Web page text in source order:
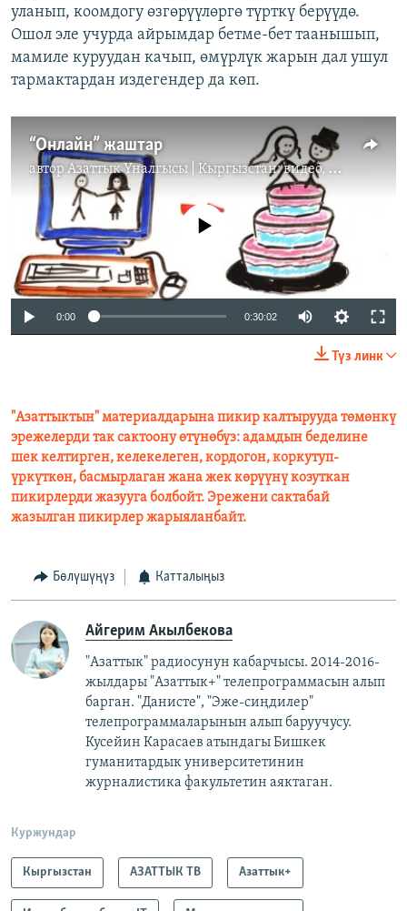
уланып, коомдогу өзгөрүүлөргө түрткү берүүдө.
Ошол эле учурда айрымдар бетме-бет таанышып,
мамиле куруудан качып, өмүрлүк жарын дал ушул
тармактардан издегендер да көп.
“Онлайн” жаштар
автор Азаттык Үналгысы | Кыргызстан: видео, фото, кабарлар
No media source currently available
0:00 0:30:02
Түз линк
"Азаттыктын" материалдарына пикир калтырууда төмөнкү
эрежелерди так сактоону өтүнөбүз: адамдын беделине
шек келтирген, келекелеген, кордогон, коркутуп-
үркүткөн, басмырлаган жана жек көрүүнү козуткан
пикирлерди жазууга болбойт. Эрежени сактабай
жазылган пикирлер жарыяланбайт.
Бөлүшүңүз Катталыңыз
Айгерим Акылбекова
"Азаттык" радиосунун кабарчысы. 2014-2016-
жылдары "Азаттык+" телепрограммасын алып
барган. "Данисте", "Эже-сиңдилер"
телепрограммаларынын алып баруучусу.
Кусейин Карасаев атындагы Бишкек
гуманитардык университетинин
журналистика факультетин аяктаган.
Куржундар
Кыргызстан АЗАТТЫК ТВ Азаттык+